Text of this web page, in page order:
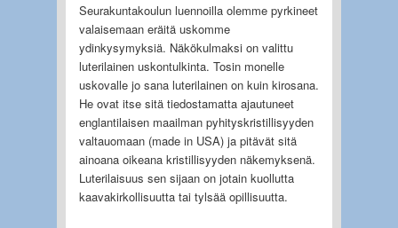
Seurakuntakoulun luennoilla olemme pyrkineet
valaisemaan eräitä uskomme
ydinkysymyksiä. Näkökulmaksi on valittu
luterilainen uskontulkinta. Tosin monelle
uskovalle jo sana luterilainen on kuin kirosana.
He ovat itse sitä tiedostamatta ajautuneet
englantilaisen maailman pyhityskristillisyyden
valtauomaan (made in USA) ja pitävät sitä
ainoana oikeana kristillisyyden näkemyksenä.
Luterilaisuus sen sijaan on jotain kuollutta
kaavakirkollisuutta tai tylsää opillisuutta.